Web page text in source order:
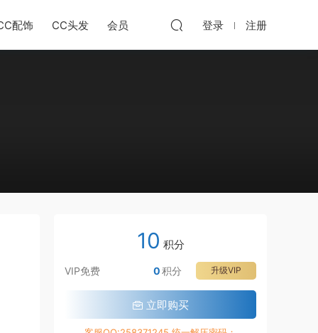
配饰 CC头发 会员 登录 注册
10 积分
VIP免费 升级VIP
0积分
立即购买